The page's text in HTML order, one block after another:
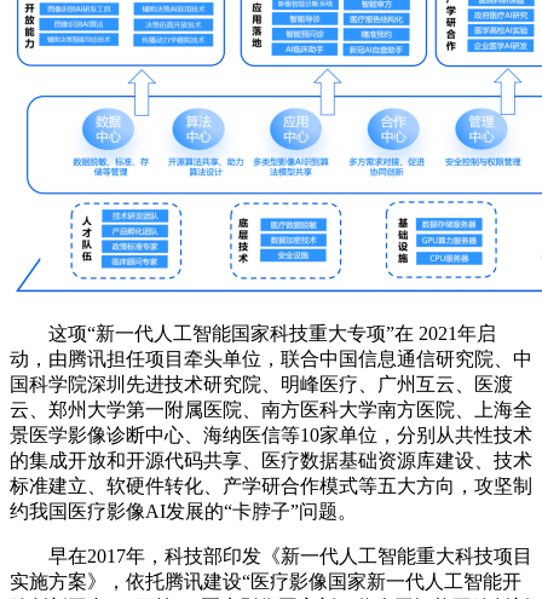
这项“新一代人工智能国家科技重大专项”在 2021年启
动，由腾讯担任项目牵头单位，联合中国信息通信研究院、中
国科学院深圳先进技术研究院、明峰医疗、广州互云、医渡
云、郑州大学第一附属医院、南方医科大学南方医院、上海全
景医学影像诊断中心、海纳医信等10家单位，分别从共性技术
的集成开放和开源代码共享、医疗数据基础资源库建设、技术
标准建立、软硬件转化、产学研合作模式等五大方向，攻坚制
约我国医疗影像AI发展的“卡脖子”问题。
早在2017年，科技部印发《新一代人工智能重大科技项目
实施方案》，依托腾讯建设“医疗影像国家新一代人工智能开